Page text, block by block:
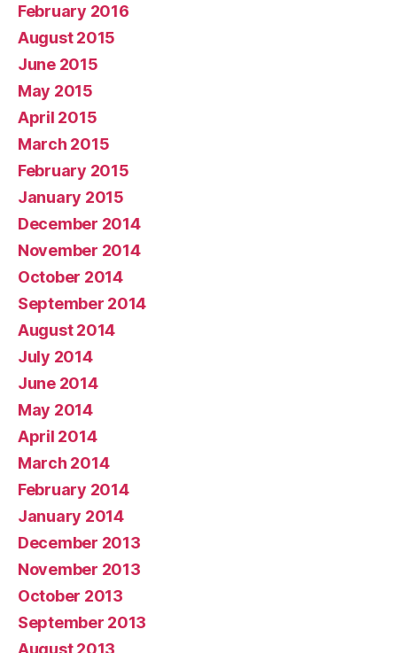
February 2016
August 2015
June 2015
May 2015
April 2015
March 2015
February 2015
January 2015
December 2014
November 2014
October 2014
September 2014
August 2014
July 2014
June 2014
May 2014
April 2014
March 2014
February 2014
January 2014
December 2013
November 2013
October 2013
September 2013
August 2013